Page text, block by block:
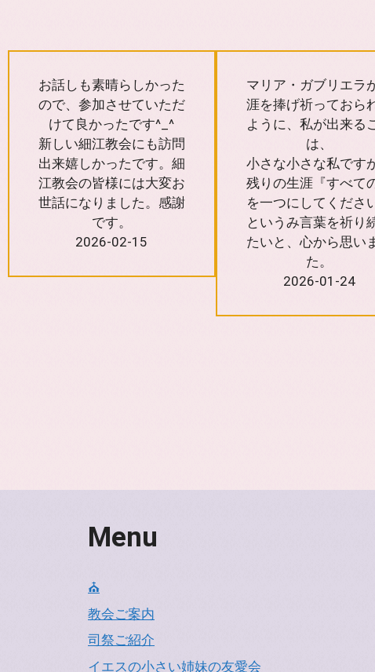
お話しも素晴らしかった
ので、参加させていただ
けて良かったです^_^
新しい細江教会にも訪問
出来嬉しかったです。細
江教会の皆様には大変お
世話になりました。感謝
です。
2026-02-15
マリア・ガブリエラ
涯を捧げ祈っておら
ように、私が出来る
は、
小さな小さな私です
残りの生涯『すべて
を一つにしてくださ
というみ言葉を祈り
たいと、心から思い
た。
2026-01-24
Menu
⛪
教会ご案内
司祭ご紹介
イエスの小さい姉妹の友愛会